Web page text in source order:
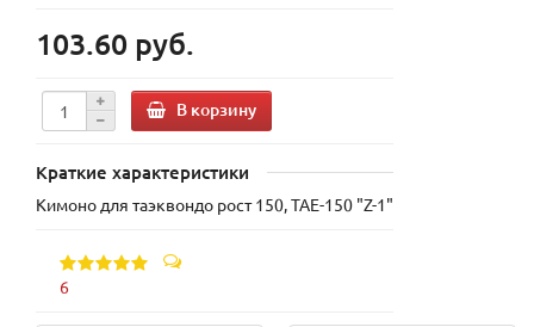
103.60 руб.
В корзину
Краткие характеристики
Кимоно для таэквондо рост 150, TAE-150 "Z-1"
6